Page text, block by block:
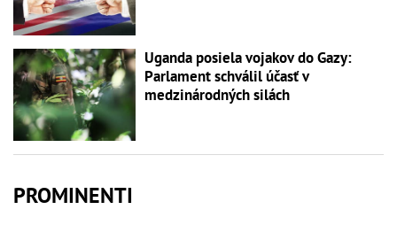
Uganda posiela vojakov do Gazy:
Parlament schválil účasť v
medzinárodných silách
PROMINENTI